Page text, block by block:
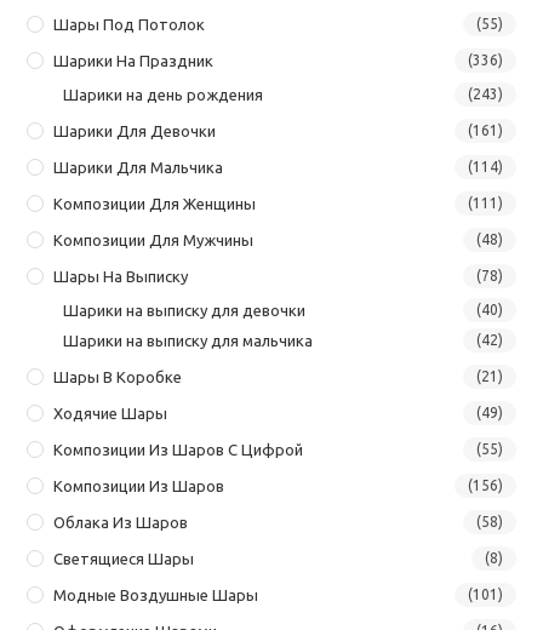
Шары Под Потолок (55)
Шарики На Праздник (336)
Шарики на день рождения (243)
Шарики Для Девочки (161)
Шарики Для Мальчика (114)
Композиции Для Женщины (111)
Композиции Для Мужчины (48)
Шары На Выписку (78)
Шарики на выписку для девочки (40)
Шарики на выписку для мальчика (42)
Шары В Коробке (21)
Ходячие Шары (49)
Композиции Из Шаров С Цифрой (55)
Композиции Из Шаров (156)
Облака Из Шаров (58)
Светящиеся Шары (8)
Модные Воздушные Шары (101)